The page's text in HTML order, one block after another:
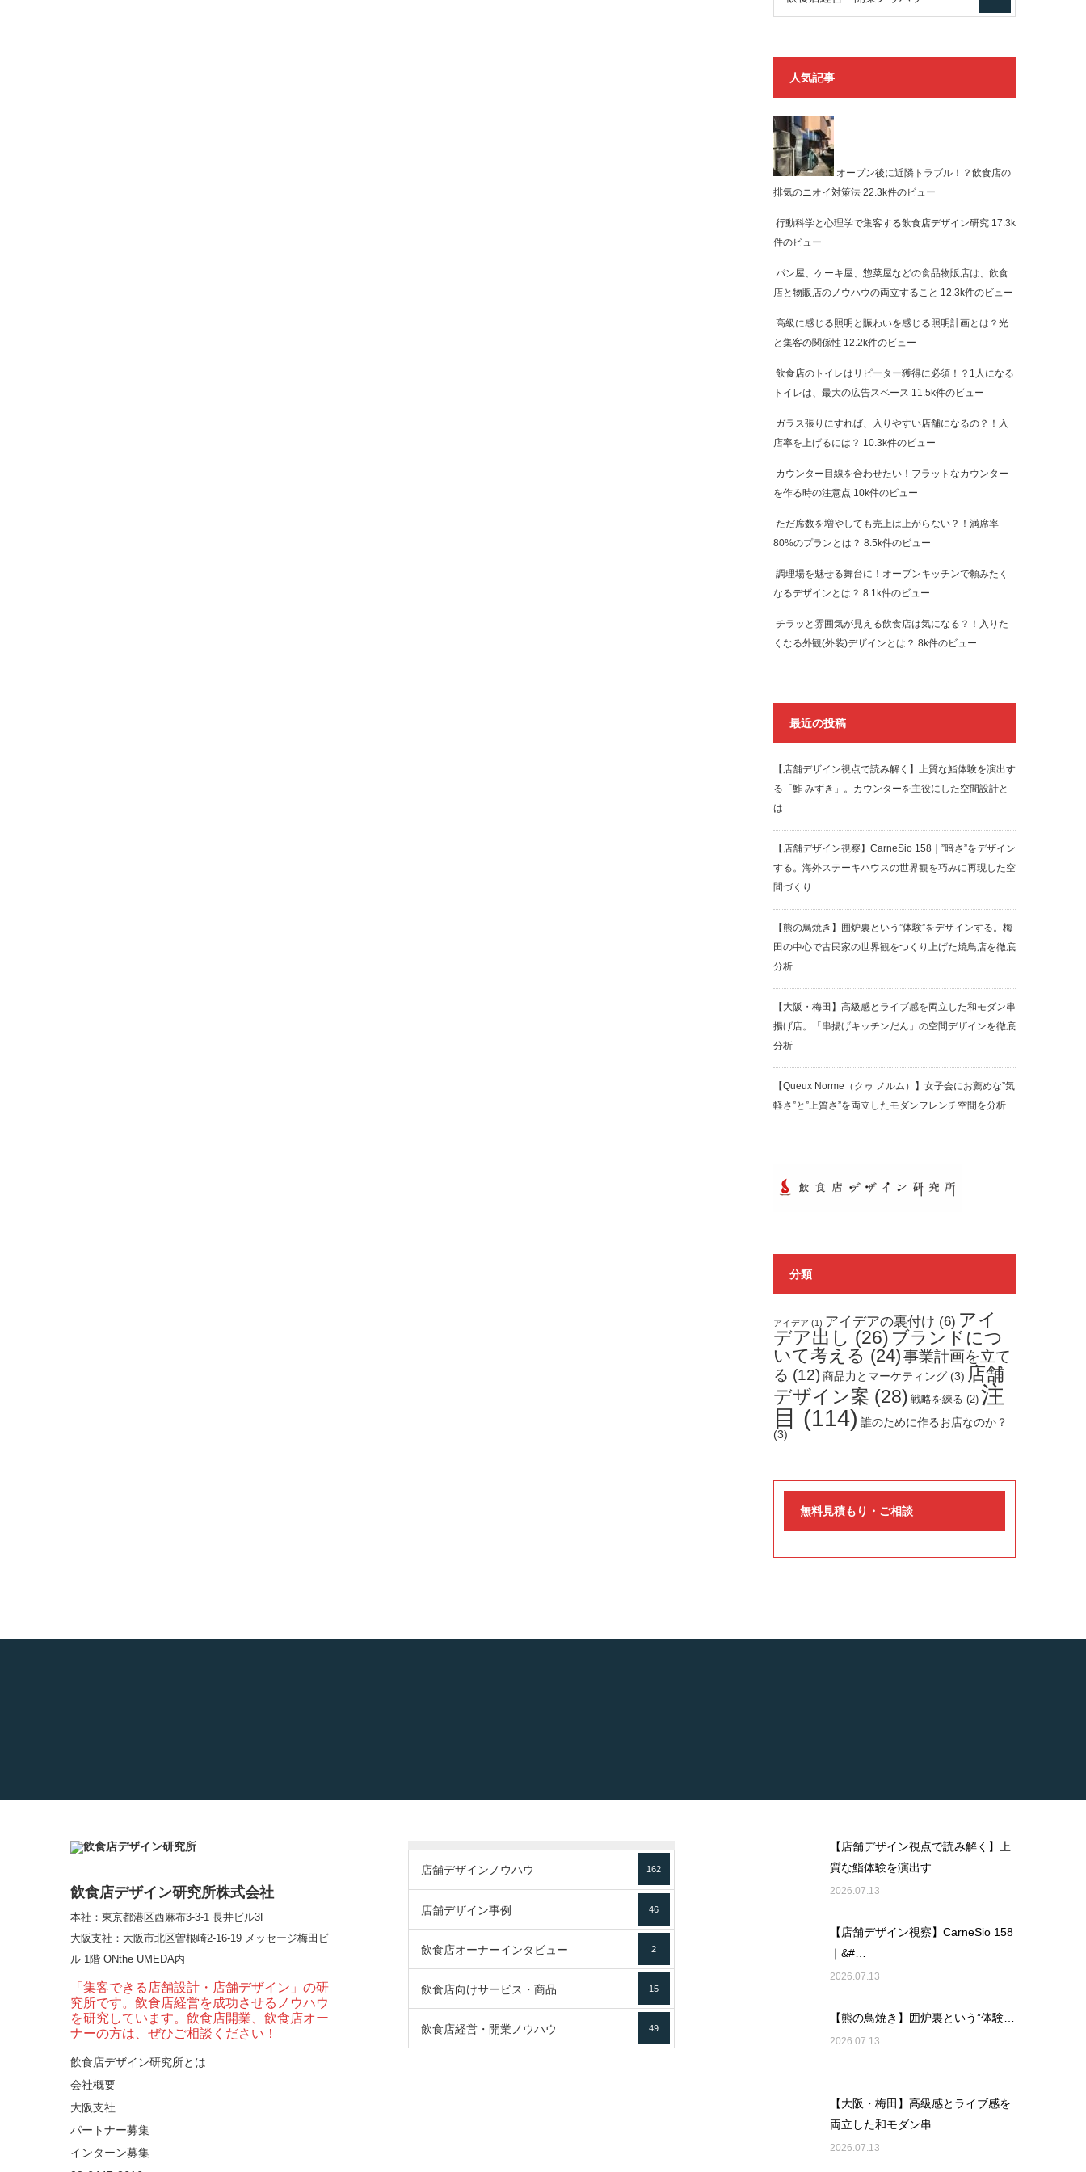
人気記事
オープン後に近隣トラブル！？飲食店の
排気のニオイ対策法 22.3k件のビュー
行動科学と心理学で集客する飲食店デザイン研究 17.3k
件のビュー
パン屋、ケーキ屋、惣菜屋などの食品物販店は、飲食
店と物販店のノウハウの両立すること 12.3k件のビュー
高級に感じる照明と賑わいを感じる照明計画とは？光
と集客の関係性 12.2k件のビュー
飲食店のトイレはリピーター獲得に必須！？1人になる
トイレは、最大の広告スペース 11.5k件のビュー
ガラス張りにすれば、入りやすい店舗になるの？！入
店率を上げるには？ 10.3k件のビュー
カウンター目線を合わせたい！フラットなカウンター
を作る時の注意点 10k件のビュー
ただ席数を増やしても売上は上がらない？！満席率
80%のプランとは？ 8.5k件のビュー
調理場を魅せる舞台に！オープンキッチンで頼みたく
なるデザインとは？ 8.1k件のビュー
チラッと雰囲気が見える飲食店は気になる？！入りた
くなる外観(外装)デザインとは？ 8k件のビュー
最近の投稿
【店舗デザイン視点で読み解く】上質な鮨体験を演出す
る「鮓 みずき」。カウンターを主役にした空間設計と
は
【店舗デザイン視察】CarneSio 158｜”暗さ”をデザイン
する。海外ステーキハウスの世界観を巧みに再現した空
間づくり
【熊の鳥焼き】囲炉裏という”体験”をデザインする。梅
田の中心で古民家の世界観をつくり上げた焼鳥店を徹底
分析
【大阪・梅田】高級感とライブ感を両立した和モダン串
揚げ店。「串揚げキッチンだん」の空間デザインを徹底
分析
【Queux Norme（クゥ ノルム）】女子会にお薦めな”気
軽さ”と”上質さ”を両立したモダンフレンチ空間を分析
分類
アイデア (1) アイデアの裏付け (6) アイ
デア出し (26) ブランドにつ
いて考える (24)事業計画を立て
る (12)商品力とマーケティング (3) 店舗
デザイン案 (28) 戦略を練る (2) 注
目 (114) 誰のために作るお店なのか？
(3)
無料見積もり・ご相談
飲食店デザイン研究所株式会社
本社：東京都港区西麻布3-3-1 長井ビル3F
大阪支社 ：大阪市北区曽根崎2-16-19 メッセージ梅田ビ
ル 1階 ONthe UMEDA内
「集客できる店舗設計・店舗デザイン」の研
究所です。飲食店経営を成功させるノウハウ
を研究しています。飲食店開業、飲食店オー
ナーの方は、ぜひご相談ください！
飲食店デザイン研究所とは
会社概要
大阪支社
パートナー募集
インターン募集
店舗デザインノウハウ 162
店舗デザイン事例 46
飲食店オーナーインタビュー 2
飲食店向けサービス・商品 15
飲食店経営・開業ノウハウ 49
【店舗デザイン視点で読み解く】上
質な鮨体験を演出す…
2026.07.13
【店舗デザイン視察】CarneSio 158
｜&#…
2026.07.13
【熊の鳥焼き】囲炉裏という”体験…
2026.07.13
【大阪・梅田】高級感とライブ感を
両立した和モダン串…
2026.07.13